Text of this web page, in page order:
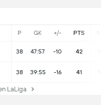
P GK +/- PTS
38 47:57 -10 42
38 39:55 -16 41
LaLiga